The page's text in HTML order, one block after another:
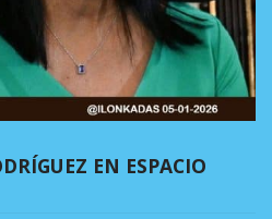
EN ESPACIO